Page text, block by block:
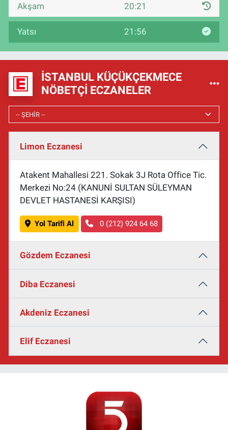
Akşam 20:21
Yatsı 21:56
İSTANBUL KÜÇÜKÇEKMECE
NÖBETÇI ECZANELER
Limon Eczanesi
Atakent Mahallesi 221. Sokak 3J Rota Office Tic.
Merkezi No:24 (KANUNİ SULTAN SÜLEYMAN
DEVLET HASTANESİ KARŞISI)
Yol Tarifi Al 0 (212) 924 64 68
Gözdem Eczanesi
Diba Eczanesi
Akdeniz Eczanesi
Elif Eczanesi